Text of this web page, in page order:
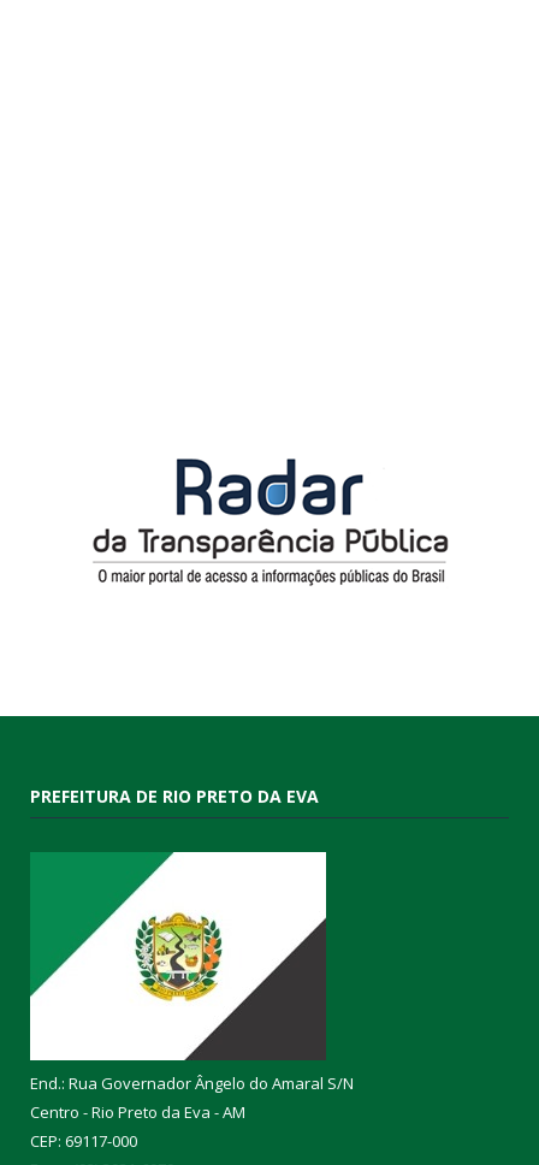
PREFEITURA DE RIO PRETO DA EVA
End.: Rua Governador Ângelo do Amaral S/N
Centro - Rio Preto da Eva - AM
CEP: 69117-000